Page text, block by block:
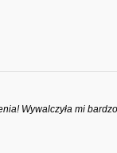
Wywalczyła mi